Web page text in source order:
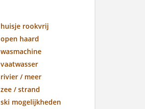
huisje rookvrij
open haard
wasmachine
vaatwasser
rivier / meer
zee / strand
ski mogelijkheden